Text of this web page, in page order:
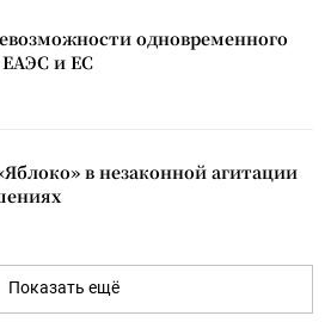
одновременного
и ЕС
в незаконной агитации
Показать ещё